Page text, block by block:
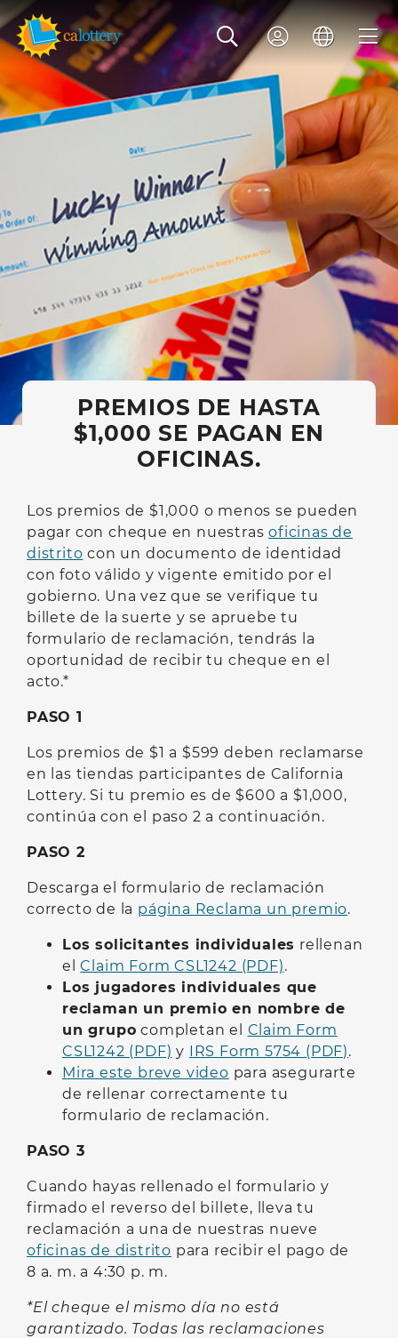
PREMIOS DE HASTA
$1,000 SE PAGAN EN
OFICINAS.
Los premios de $1,000 o menos se pueden
pagar con cheque en nuestrasoficinas de
distrito con un documento de identidad
con foto válido y vigente emitido por el
gobierno. Una vez que se verifique tu
billete de la suerte y se apruebe tu
formulario de reclamación, tendrás la
oportunidad de recibir tu cheque en el
acto.*
PASO 1
Los premios de $1 a $599 deben reclamarse
en las tiendas participantes de California
Lottery. Si tu premio es de $600 a $1,000,
continúa con el paso 2 a continuación.
PASO 2
Descarga el formulario de reclamación
correcto de la página Reclama un premio.
Los solicitantes individuales rellenan
elClaim Form CSL1242 (PDF).
Los jugadores individuales que
reclaman un premio en nombre de
un grupo completan el Claim Form
CSL1242 (PDF) y IRS Form 5754 (PDF).
Mira este breve video para asegurarte
de rellenar correctamente tu
formulario de reclamación.
PASO 3
Cuando hayas rellenado el formulario y
firmado el reverso del billete, lleva tu
reclamación a una de nuestras nueve
oficinas de distrito para recibir el pago de
8 a. m. a 4:30 p. m.
*El cheque el mismo día no está
garantizado. Todas las reclamaciones